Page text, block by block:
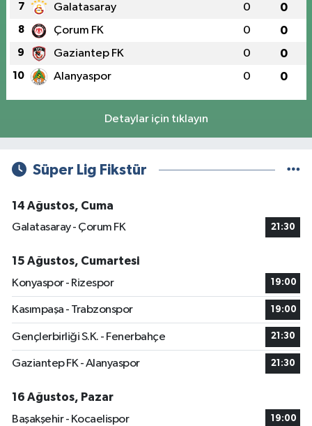
7 Galatasaray 0 0
8 Çorum FK 0 0
9 Gaziantep FK 0 0
10 Alanyaspor 0 0
Detaylar için tıklayın
Süper Lig Fikstür
14 Ağustos, Cuma
Galatasaray - Çorum FK
21:30
15 Ağustos, Cumartesi
Konyaspor - Rizespor
19:00
Kasımpaşa - Trabzonspor 19:00
Gençlerbirliği S.K. - Fenerbahçe 21:30
Gaziantep FK - Alanyaspor 21:30
16 Ağustos, Pazar
Başakşehir - Kocaelispor
19:00